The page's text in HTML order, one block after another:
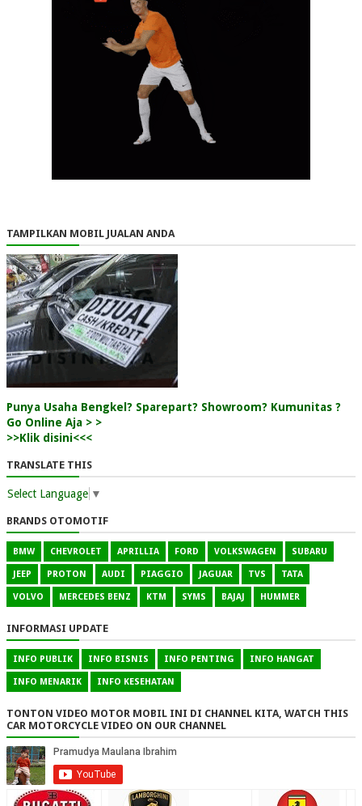
TAMPILKAN MOBIL JUALAN ANDA
Punya Usaha Bengkel? Sparepart? Showroom? Kumunitas ?
Go Online Aja > >
>>Klik disini<<<
TRANSLATE THIS
Select Language ▼
BRANDS OTOMOTIF
BMW CHEVROLET APRILLIA FORD VOLKSWAGEN SUBARU
JEEP PROTON AUDI PIAGGIO JAGUAR TVS TATA
VOLVO MERCEDES BENZ KTM SYMS BAJAJ HUMMER
INFORMASI UPDATE
INFO PUBLIK INFO BISNIS INFO PENTING INFO HANGAT
INFO MENARIK INFO KESEHATAN
TONTON VIDEO MOTOR MOBIL INI DI CHANNEL KITA, WATCH THIS
CAR MOTORCYCLE VIDEO ON OUR CHANNEL